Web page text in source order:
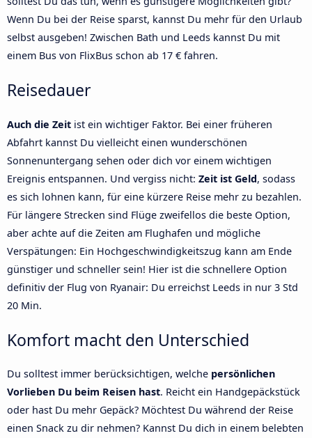
Wenn Du bei der Reise sparst, kannst Du mehr für den Urlaub
selbst ausgeben! Zwischen Bath und Leeds kannst Du mit
einem Bus von FlixBus schon ab 17 € fahren.
Reisedauer
Auch die Zeit ist ein wichtiger Faktor. Bei einer früheren
Abfahrt kannst Du vielleicht einen wunderschönen
Sonnenuntergang sehen oder dich vor einem wichtigen
Ereignis entspannen. Und vergiss nicht: Zeit ist Geld, sodass
es sich lohnen kann, für eine kürzere Reise mehr zu bezahlen.
Für längere Strecken sind Flüge zweifellos die beste Option,
aber achte auf die Zeiten am Flughafen und mögliche
Verspätungen: Ein Hochgeschwindigkeitszug kann am Ende
günstiger und schneller sein! Hier ist die schnellere Option
definitiv der Flug von Ryanair: Du erreichst Leeds in nur 3 Std
20 Min.
Komfort macht den Unterschied
Du solltest immer berücksichtigen, welche persönlichen
Vorlieben Du beim Reisen hast. Reicht ein Handgepäckstück
oder hast Du mehr Gepäck? Möchtest Du während der Reise
einen Snack zu dir nehmen? Kannst Du dich in einem belebten